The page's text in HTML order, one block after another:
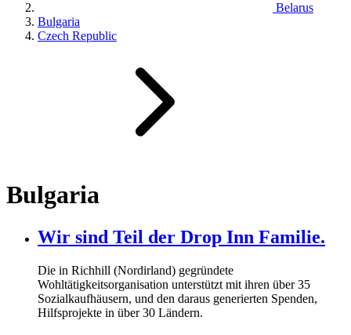
Belarus
Bulgaria
Czech Republic
Bulgaria
Wir sind Teil der Drop Inn Familie.
Die in Richhill (Nordirland) gegründete
Wohltätigkeitsorganisation unterstützt mit ihren über35
Sozialkaufhäusern, und den daraus generierten Spenden,
Hilfsprojekte in über30 Ländern.